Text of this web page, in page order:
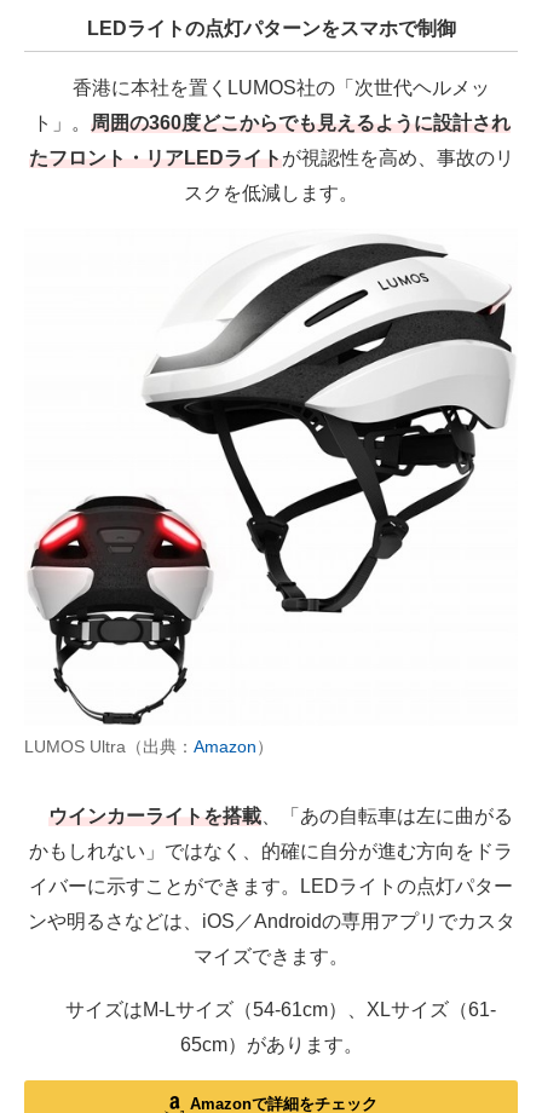
LEDライトの点灯パターンをスマホで制御
香港に本社を置くLUMOS社の「次世代ヘルメッ
ト」。 周囲の360度どこからでも見えるように設計され
たフロント・リアLEDライトが視認性を高め、事故のリ
スクを低減します。
LUMOS Ultra（出典： Amazon）
ウインカーライトを搭載 、「あの自転車は左に曲がる
かもしれない」ではなく、的確に自分が進む方向をドラ
イバーに示すことができます。LEDライトの点灯パター
ンや明るさなどは、iOS／Androidの専用アプリでカスタ
マイズできます。
サイズはM-Lサイズ（54-61cm）、XLサイズ（61-
65cm）があります。
Amazonで詳細をチェック